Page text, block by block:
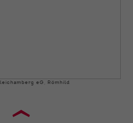
eG, Römhild
›